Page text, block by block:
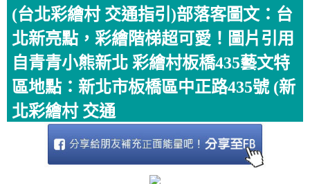
(台北彩繪村 交通指引)部落客圖文：台
北新亮點，彩繪階梯超可愛！圖片引用
自青青小熊新北 彩繪村板橋435藝文特
區地點：新北市板橋區中正路435號 (新
北彩繪村 交通